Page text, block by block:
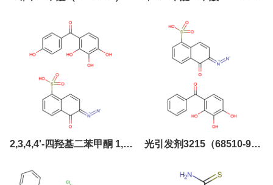
2,3,4,4'-四羟基二苯甲酮 1,2-
二叠氮基萘醌-5-磺酸酯
光引发剂3215（68510-93-